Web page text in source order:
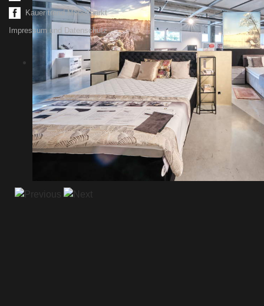
Kauer trend Möbelmarkt
Impressum und Datenschutz